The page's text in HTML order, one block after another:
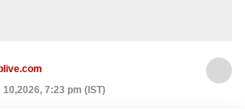
7:23 pm (IST)